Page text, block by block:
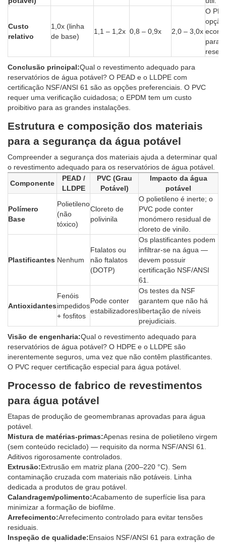
Custo
relativo
1,0x (linha
de base)
1,1 – 1,2x 0,8 – 0,9x 2,0 – 3,0x
O
para
Conclusão principal:Qual o revestimento adequado para
reservatórios de água potável? O PEAD e o LLDPE com
certificação NSF/ANSI 61 são as opções preferenciais. O PVC
requer uma verificação cuidadosa; o EPDM tem um custo
proibitivo para as grandes instalações.
Estrutura e composição dos materiais
para a segurança da água potável
Compreender a segurança dos materiais ajuda a determinar qual
o revestimento adequado para os reservatórios de água potável.
Componente
PEAD /
LLDPE
PVC (Grau
Potável)
Impacto da água
potável
Polímero
Base
Polietileno
(não
tóxico)
Cloreto de
polivinila
O polietileno é inerte; o
PVC pode conter
monómero residual de
cloreto de vinilo.
Plastificantes Nenhum
Ftalatos ou
não ftalatos
(DOTP)
Os plastificantes podem
infiltrar-se na água —
devem possuir
certificação NSF/ANSI
61.
Antioxidantes
Fenóis
impedidos
+ fosfitos
Pode conter
estabilizadores
Os testes da NSF
garantem que não há
libertação de níveis
prejudiciais.
Visão de engenharia:Qual o revestimento adequado para
reservatórios de água potável? O HDPE e o LLDPE são
inerentemente seguros, uma vez que não contêm plastificantes.
O PVC requer certificação especial para água potável.
Processo de fabrico de revestimentos
para água potável
Etapas de produção de geomembranas aprovadas para água
potável.
Mistura de matérias-primas:Apenas resina de polietileno virgem
(sem conteúdo reciclado) — requisito da norma NSF/ANSI 61.
Aditivos rigorosamente controlados.
Extrusão:Extrusão em matriz plana (200–220 °C). Sem
contaminação cruzada com materiais não potáveis. Linha
dedicada a produtos de grau potável.
Calandragem/polimento:Acabamento de superfície lisa para
minimizar a formação de biofilme.
Arrefecimento:Arrefecimento controlado para evitar tensões
residuais.
Inspeção de qualidade:Ensaios NSF/ANSI 61 para extração de